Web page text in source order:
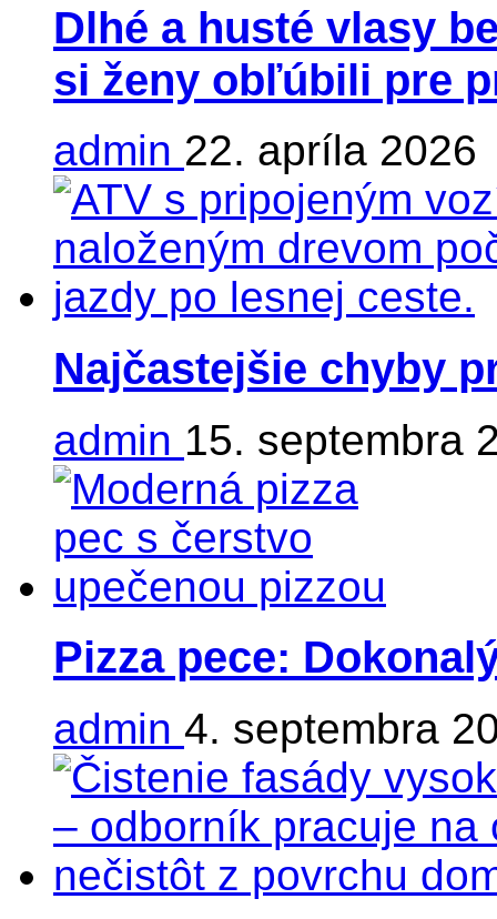
Dlhé a husté vlasy
si ženy obľúbili pre
admin 22. apríla 2026
Najčastejšie chyby
admin 15. septembra
Pizza pece:
admin 4. septembra